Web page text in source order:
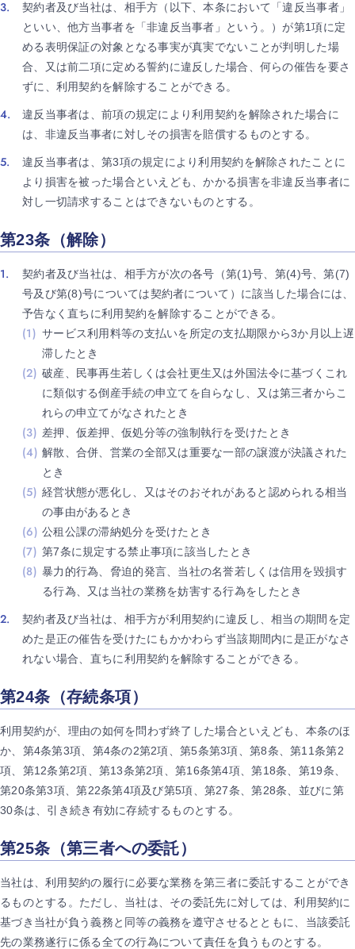
契約者及び当社は、相手方（以下、本条において「違反当事者」
といい、他方当事者を「非違反当事者」という。）が第1項に定
める表明保証の対象となる事実が真実でないことが判明した場
合、又は前二項に定める誓約に違反した場合、何らの催告を要さ
ずに、利用契約を解除することができる。
違反当事者は、前項の規定により利用契約を解除された場合に
は、非違反当事者に対しその損害を賠償するものとする。
違反当事者は、第3項の規定により利用契約を解除されたことに
より損害を被った場合といえども、かかる損害を非違反当事者に
対し一切請求することはできないものとする。
第23条（解除）
契約者及び当社は、相手方が次の各号（第(1)号、第(4)号、第(7)
号及び第(8)号については契約者について）に該当した場合には、
予告なく直ちに利用契約を解除することができる。
サービス利用料等の支払いを所定の支払期限から3か月以上遅
滞したとき
破産、民事再生若しくは会社更生又は外国法令に基づくこれ
に類似する倒産手続の申立てを自らなし、又は第三者からこ
れらの申立てがなされたとき
差押、仮差押、仮処分等の強制執行を受けたとき
解散、合併、営業の全部又は重要な一部の譲渡が決議された
とき
経営状態が悪化し、又はそのおそれがあると認められる相当
の事由があるとき
公租公課の滞納処分を受けたとき
第7条に規定する禁止事項に該当したとき
暴力的行為、脅迫的発言、当社の名誉若しくは信用を毀損す
る行為、又は当社の業務を妨害する行為をしたとき
契約者及び当社は、相手方が利用契約に違反し、相当の期間を定
めた是正の催告を受けたにもかかわらず当該期間内に是正がなさ
れない場合、直ちに利用契約を解除することができる。
第24条（存続条項）
利用契約が、理由の如何を問わず終了した場合といえども、本条のほ
か、第4条第3項、第4条の2第2項、第5条第3項、第8条、第11条第2
項、第12条第2項、第13条第2項、第16条第4項、第18条、第19条、
第20条第3項、第22条第4項及び第5項、第27条、第28条、並びに第
30条は、引き続き有効に存続するものとする。
第25条（第三者への委託）
当社は、利用契約の履行に必要な業務を第三者に委託することができ
るものとする。ただし、当社は、その委託先に対しては、利用契約に
基づき当社が負う義務と同等の義務を遵守させるとともに、当該委託
先の業務遂行に係る全ての行為について責任を負うものとする。